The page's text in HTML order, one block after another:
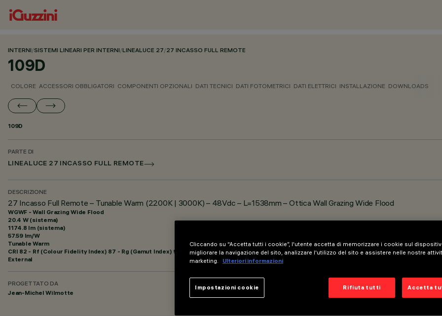
INTERNI/SISTEMI LINEARI PER INTERNI/LINEALUCE 27/27 INCASSO FULL REMOTE
109D
COLORE ACCESSORI OBBLIGATORI COMPONENTI OPZIONALI DATI TECNICI DATI FOTOMETRICI DATI ELETTRICI INSTALLAZIONE DOWNLOADS
109D
PARTE DI
LINEALUCE 27 INCASSO FULL REMOTE
DESCRIZIONE
27 Incasso Full Remote – Tunable Warm (2200K | 3000K) – 48Vdc – L=1538mm – Ottica Wall Grazing Wide Flood
WGWF - Wall Grazing Wide Flood
20.4 W (sistema)
1174.8 lm (sistema)
57.59 lm/W
Tunable Warm
CRI 82 - Rf (Colour Fidelity Index) 87 - Rg (Gamut Index) 97
External
PROGETTATO DA
Jean-Michel Wilmotte
Cliccando su “Accetta tutti i cookie”, l'utente accetta di memorizzare i cookie sul
migliorare la navigazione del sito, analizzare l'utilizzo del sito e assistere nelle nostre
marketing.
Ulteriori informazioni
Rifiuta tutti Accetta
Impostazioni cookie